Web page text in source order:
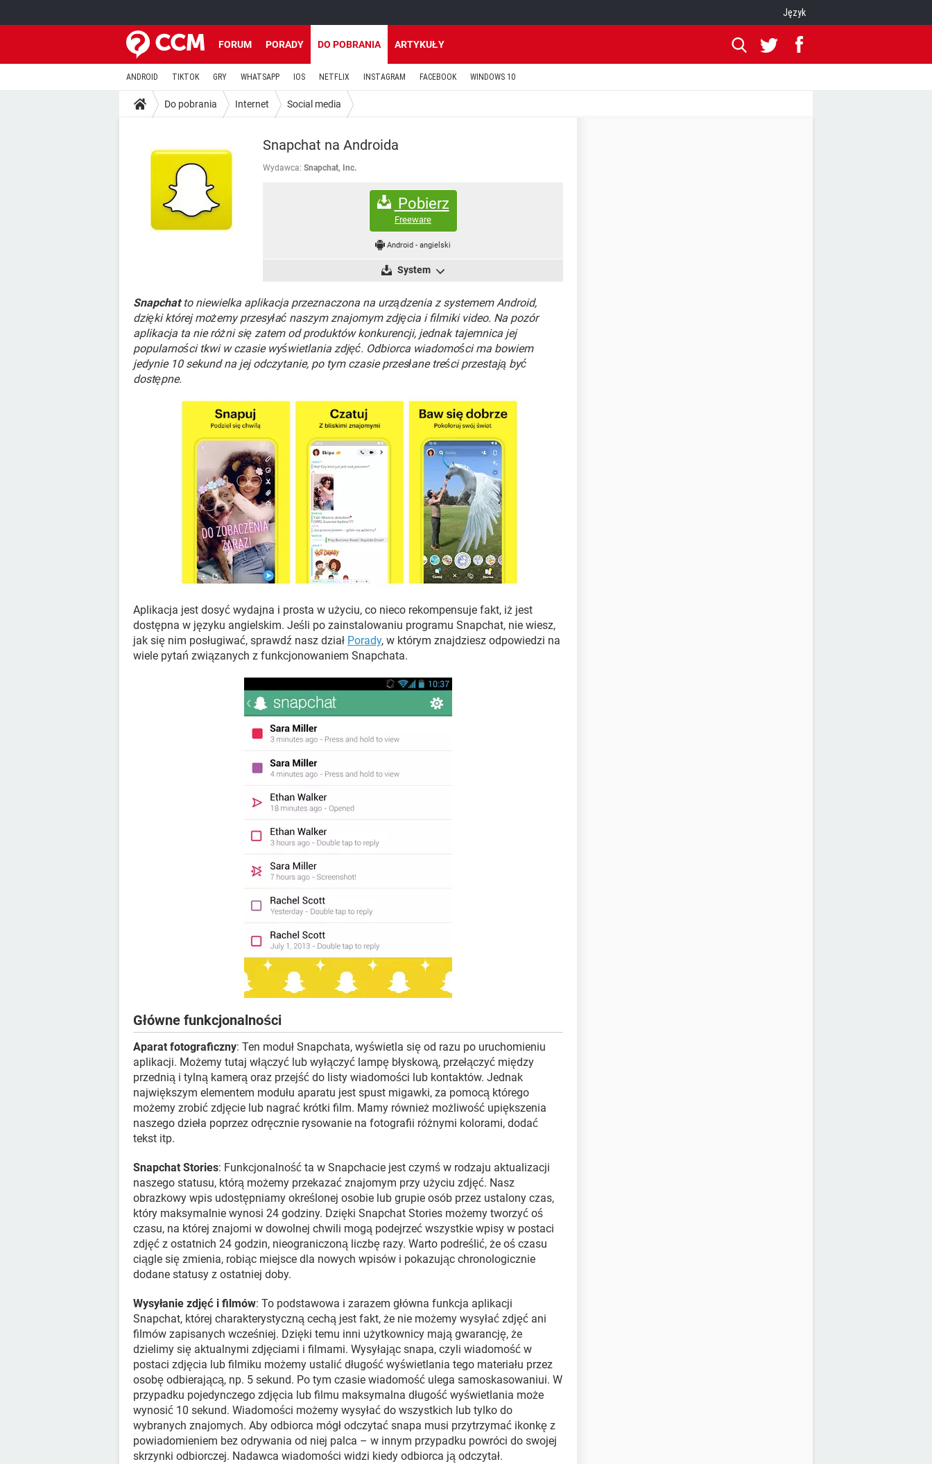
Język
FORUM PORADY DO POBRANIA ARTYKUŁY
ANDROID TIKTOK GRY WHATSAPP IOS NETFLIX INSTAGRAM FACEBOOK WINDOWS 10
Do pobrania Internet Social media
Snapchat na Androida
Wydawca: Snapchat, Inc.
Pobierz
Freeware
Android-angielski
System
Snapchatto niewielka aplikacja przeznaczona na urządzenia z systemem Android,
dzięki której możemy przesyłać naszym znajomym zdjęcia i filmiki video. Na pozór
aplikacja ta nie różni się zatem od produktów konkurencji, jednak tajemnica jej
popularności tkwi w czasie wyświetlania zdjęć. Odbiorca wiadomości ma bowiem
jedynie 10 sekund na jej odczytanie, po tym czasie przesłane treści przestają być
dostępne.
Aplikacja jest dosyć wydajna i prosta w użyciu, co nieco rekompensuje fakt, iż jest
dostępna w języku angielskim. Jeśli po zainstalowaniu programu Snapchat, nie wiesz,
jak się nim posługiwać, sprawdź nasz dział Porady, w którym znajdziesz odpowiedzi na
wiele pytań związanych z funkcjonowaniem Snapchata.
Główne funkcjonalności
Aparat fotograficzny: Ten moduł Snapchata, wyświetla się od razu po uruchomieniu
aplikacji. Możemy tutaj włączyć lub wyłączyć lampę błyskową, przełączyć między
przednią i tylną kamerą oraz przejść do listy wiadomości lub kontaktów. Jednak
największym elementem modułu aparatu jest spust migawki, za pomocą którego
możemy zrobić zdjęcie lub nagrać krótki film. Mamy również możliwość upiększenia
naszego dzieła poprzez odręcznie rysowanie na fotografii różnymi kolorami, dodać
tekst itp.
Snapchat Stories: Funkcjonalność ta w Snapchacie jest czymś w rodzaju aktualizacji
naszego statusu, którą możemy przekazać znajomym przy użyciu zdjęć. Nasz
obrazkowy wpis udostępniamy określonej osobie lub grupie osób przez ustalony czas,
który maksymalnie wynosi 24 godziny. Dzięki Snapchat Stories możemy tworzyć oś
czasu, na której znajomi w dowolnej chwili mogą podejrzeć wszystkie wpisy w postaci
zdjęć z ostatnich 24 godzin, nieograniczoną liczbę razy. Warto podreślić, że oś czasu
ciągle się zmienia, robiąc miejsce dla nowych wpisów i pokazując chronologicznie
dodane statusy z ostatniej doby.
Wysyłanie zdjęć i filmów: To podstawowa i zarazem główna funkcja aplikacji
Snapchat, której charakterystyczną cechą jest fakt, że nie możemy wysyłać zdjęć ani
filmów zapisanych wcześniej. Dzięki temu inni użytkownicy mają gwarancję, że
dzielimy się aktualnymi zdjęciami i filmami. Wysyłając snapa, czyli wiadomość w
postaci zdjęcia lub filmiku możemy ustalić długość wyświetlania tego materiału przez
osobę odbierającą, np. 5 sekund. Po tym czasie wiadomość ulega samoskasowaniui. W
przypadku pojedynczego zdjęcia lub filmu maksymalna długość wyświetlania może
wynosić 10 sekund. Wiadomości możemy wysyłać do wszystkich lub tylko do
wybranych znajomych. Aby odbiorca mógł odczytać snapa musi przytrzymać ikonkę z
powiadomieniem bez odrywania od niej palca – w innym przypadku powróci do swojej
skrzynki odbiorczej. Nadawca wiadomości widzi kiedy odbiorca ją odczytał.